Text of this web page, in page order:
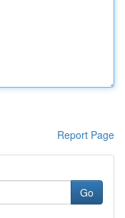
Report Page
Go